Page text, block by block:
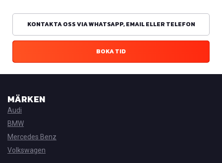
KONTAKTA OSS VIA WHATSAPP, EMAIL ELLER TELEFON
BOKA TID
MÄRKEN
Audi
BMW
Mercedes Benz
Volkswagen